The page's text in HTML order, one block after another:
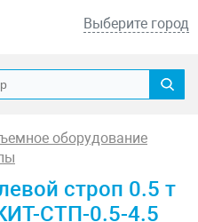
Выберите город
оборудование
строп 0.5 т
СТП-0.5-4.5